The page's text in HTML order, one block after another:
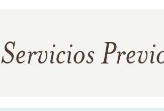
Servicios